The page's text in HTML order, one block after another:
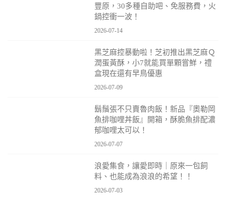
豐原，30多種自助吧、免服務費，火
鍋控衝一波！
2026-07-14
黑芝麻控暴動啦！芝初推出黑芝麻Ｑ
潤蛋黃酥，小7就能買單顆嘗鮮，禮
盒現在還有早鳥優惠
2026-07-09
鬍鬚張不只賣魯肉飯！新品『奧勒岡
魚排咖哩丼飯』開箱，酥脆魚排配濃
郁咖哩太可以！
2026-07-07
浪愛集食，讓愛即時｜原來一包飼
料、也能成為浪浪的希望！！
2026-07-03